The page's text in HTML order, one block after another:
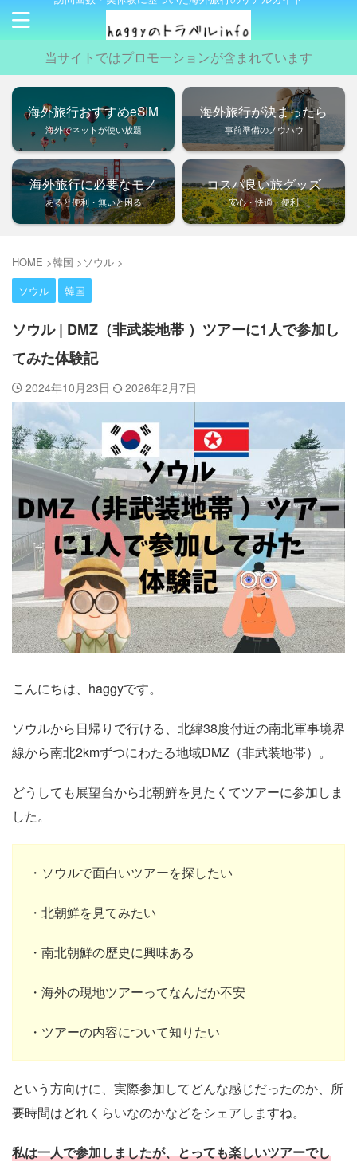
当サイトではプロモーションが含まれています
海外旅行おすすめeSIM
海外でネットが使い放題
海外旅行が決まったら
事前準備のノウハウ
海外旅行に必要なモノ
あると便利・無いと困る
コスパ良い旅グッズ
安心・快適・便利
HOME >韓国 > ソウル >
ソウル
韓国
ソウル | DMZ（非武装地帯 ）ツアーに1人で参加し
てみた体験記
2024年10月23日 2026年2月7日
こんにちは、haggyです。
ソウルから日帰りで行ける、北緯38度付近の南北軍事境界
線から南北2kmずつにわたる地域DMZ（非武装地帯）。
どうしても展望台から北朝鮮を見たくてツアーに参加しま
した。
・ソウルで面白いツアーを探したい
・北朝鮮を見てみたい
・南北朝鮮の歴史に興味ある
・海外の現地ツアーってなんだか不安
・ツアーの内容について知りたい
という方向けに、実際参加してどんな感じだったのか、所
要時間はどれくらいなのかなどをシェアしますね。
私は一人で参加しましたが、とっても楽しいツアーでし